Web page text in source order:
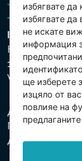
Intex Trading,
Hradecká
130 00 Praha 3
Vinohrady -
Дружеството
Прага, раздел
Данъчен Ид.№:
избягвате
избягвате
не искате
информация
ще изберете
изцяло от
повлияе на